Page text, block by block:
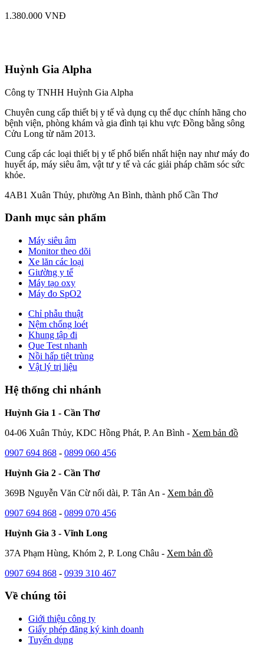
1.380.000 VNĐ
Huỳnh Gia Alpha
Công ty TNHH Huỳnh Gia Alpha
Chuyên cung cấp thiết bị y tế và dụng cụ thể dục chính hãng cho
bệnh viện, phòng khám và gia đình tại khu vực Đồng bằng sông
Cửu Long từ năm 2013.
Cung cấp các loại thiết bị y tế phổ biến nhất hiện nay như máy đo
huyết áp, máy siêu âm, vật tư y tế và các giải pháp chăm sóc sức
khỏe.
4AB1 Xuân Thủy, phường An Bình, thành phố Cần Thơ
Danh mục sản phẩm
Máy siêu âm
Monitor theo dõi
Xe lăn các loại
Giường y tế
Máy tạo oxy
Máy đo SpO2
Chỉ phẫu thuật
Nệm chống loét
Khung tập đi
Que Test nhanh
Nồi hấp tiệt trùng
Vật lý trị liệu
Hệ thống chi nhánh
Huỳnh Gia 1 - Cần Thơ
04-06 Xuân Thủy, KDC Hồng Phát, P. An Bình - Xem bản đồ
0907 694 868 - 0899 060 456
Huỳnh Gia 2 - Cần Thơ
369B Nguyễn Văn Cừ nối dài, P. Tân An - Xem bản đồ
0907 694 868 - 0899 070 456
Huỳnh Gia 3 - Vĩnh Long
37A Phạm Hùng, Khóm 2, P. Long Châu - Xem bản đồ
0907 694 868 - 0939 310 467
Về chúng tôi
Giới thiệu công ty
Giấy phép đăng ký kinh doanh
Tuyển dụng